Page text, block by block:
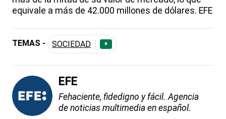
equivale a más de 42.000 millones de dólares. EFE
TEMAS - SOCIEDAD +
EFE
Fehaciente, fidedigno y fácil. Agencia
de noticias multimedia en español.